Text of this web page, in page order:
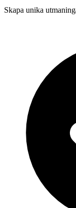
Skapa unika